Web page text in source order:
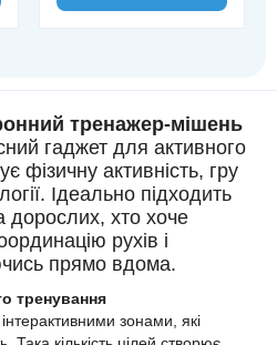
тренажер-мішень
гаджет для активного
фізичну активність, гру
Ідеально підходить
дорослих, хто хоче
рухів і
прямо вдома.
тренування
зонами, які